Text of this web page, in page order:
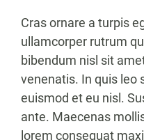
Cras ornare a turpis
ullamcorper rutrum
bibendum nisl sit
venenatis. In quis leo
euismod et eu nisl.
ante. Maecenas
lorem consequat